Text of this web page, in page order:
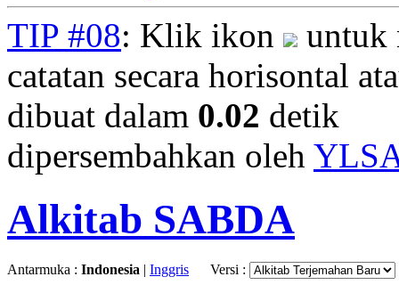
TIP #08: Klik ikon
untuk
catatan secara horisontal
dibuat dalam 0.02 detik
dipersembahkan oleh
Alkitab SABDA
Antarmuka : Indonesia | Inggris Versi :